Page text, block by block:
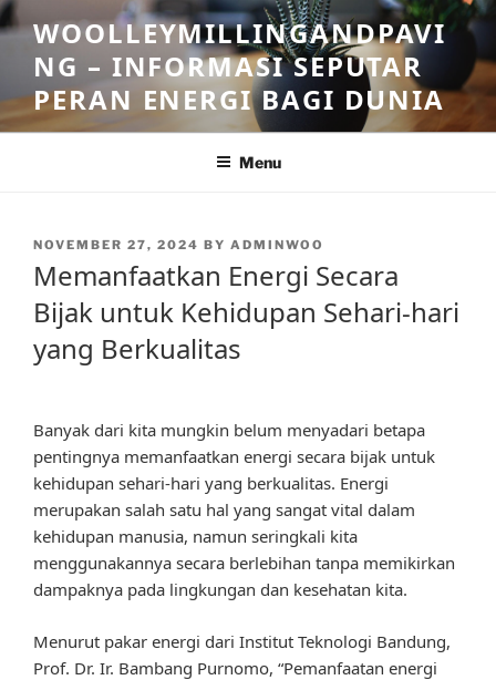
Skip
to
content
WOOLLEYMILLINGANDPAVI
NG – INFORMASI SEPUTAR
PERAN ENERGI BAGI DUNIA
Menu
POSTED
NOVEMBER 27, 2024 BY ADMINWOO
Memanfaatkan Energi Secara
Bijak untuk Kehidupan Sehari-hari
yang Berkualitas
Banyak dari kita mungkin belum menyadari betapa
pentingnya memanfaatkan energi secara bijak untuk
kehidupan sehari-hari yang berkualitas. Energi
merupakan salah satu hal yang sangat vital dalam
kehidupan manusia, namun seringkali kita
menggunakannya secara berlebihan tanpa memikirkan
dampaknya pada lingkungan dan kesehatan kita.
Menurut pakar energi dari Institut Teknologi Bandung,
Prof. Dr. Ir. Bambang Purnomo, “Pemanfaatan energi